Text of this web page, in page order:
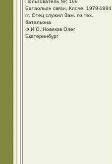
Пользователь №: 199
Батаольон связи, Клоче, 1979-1984
гг, Отец служил Зам. по тех.
батальона
Ф.И.О.:Новиков Олег
Екатеринбург